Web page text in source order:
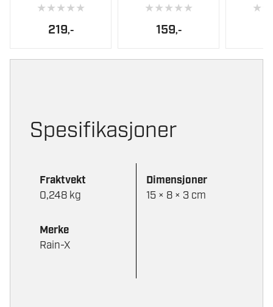
★★★★★
219,-
★★★★★
159,-
★
Spesifikasjoner
Fraktvekt
0,248 kg
Dimensjoner
15 × 8 × 3 cm
Merke
Rain-X